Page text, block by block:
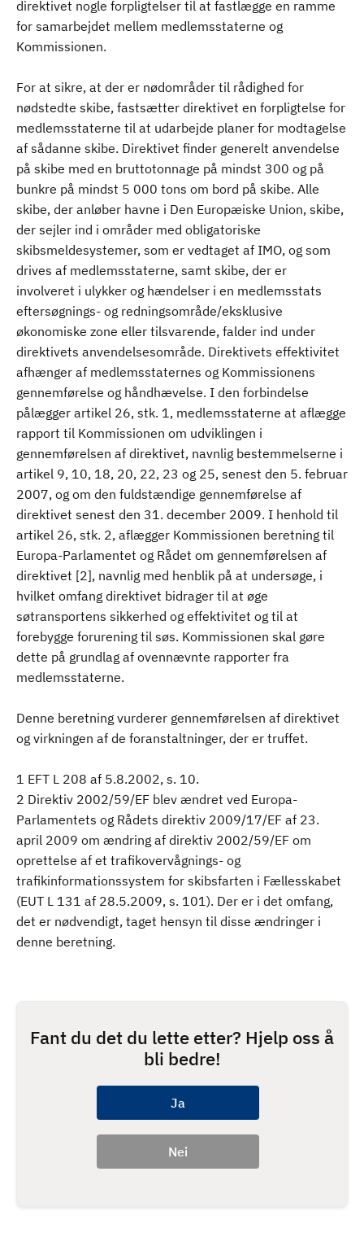
direktivet nogle forpligtelser til at fastlægge en ramme
for samarbejdet mellem medlemsstaterne og
Kommissionen.
For at sikre, at der er nødområder til rådighed for
nødstedte skibe, fastsætter direktivet en forpligtelse for
medlemsstaterne til at udarbejde planer for modtagelse
af sådanne skibe. Direktivet finder generelt anvendelse
på skibe med en bruttotonnage på mindst 300 og på
bunkre på mindst 5 000 tons om bord på skibe. Alle
skibe, der anløber havne i Den Europæiske Union, skibe,
der sejler ind i områder med obligatoriske
skibsmeldesystemer, som er vedtaget af IMO, og som
drives af medlemsstaterne, samt skibe, der er
involveret i ulykker og hændelser i en medlemsstats
eftersøgnings- og redningsområde/eksklusive
økonomiske zone eller tilsvarende, falder ind under
direktivets anvendelsesområde. Direktivets effektivitet
afhænger af medlemsstaternes og Kommissionens
gennemførelse og håndhævelse. I den forbindelse
pålægger artikel 26, stk. 1, medlemsstaterne at aflægge
rapport til Kommissionen om udviklingen i
gennemførelsen af direktivet, navnlig bestemmelserne i
artikel 9, 10, 18, 20, 22, 23 og 25, senest den 5. februar
2007, og om den fuldstændige gennemførelse af
direktivet senest den 31. december 2009. I henhold til
artikel 26, stk. 2, aflægger Kommissionen beretning til
Europa-Parlamentet og Rådet om gennemførelsen af
direktivet [2], navnlig med henblik på at undersøge, i
hvilket omfang direktivet bidrager til at øge
søtransportens sikkerhed og effektivitet og til at
forebygge forurening til søs. Kommissionen skal gøre
dette på grundlag af ovennævnte rapporter fra
medlemsstaterne.
Denne beretning vurderer gennemførelsen af direktivet
og virkningen af de foranstaltninger, der er truffet.
1 EFT L 208 af 5.8.2002, s. 10.
2 Direktiv 2002/59/EF blev ændret ved Europa-
Parlamentets og Rådets direktiv 2009/17/EF af 23.
april 2009 om ændring af direktiv 2002/59/EF om
oprettelse af et trafikovervågnings- og
trafikinformationssystem for skibsfarten i Fællesskabet
(EUT L 131 af 28.5.2009, s. 101). Der er i det omfang,
det er nødvendigt, taget hensyn til disse ændringer i
denne beretning.
Fant du det du lette etter? Hjelp oss å
bli bedre!